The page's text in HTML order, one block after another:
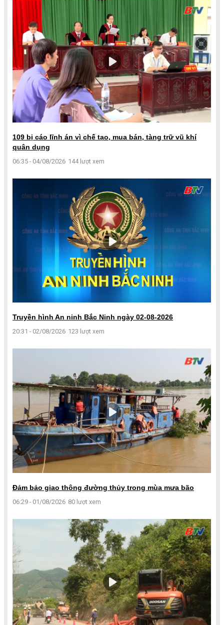
109 bị cáo lĩnh án vì chế tạo, mua bán, tàng trữ vũ khí
quân dụng
06:35 - 04/08/2026 144 lượt xem
Truyền hình An ninh Bắc Ninh ngày 02-08-2026
20:31 - 02/08/2026 123 lượt xem
Đảm bảo giao thông đường thủy trong mùa mưa bão
06:29 - 01/08/2026 80 lượt xem